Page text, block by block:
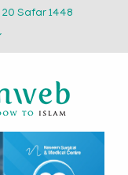
20 Safar 1448